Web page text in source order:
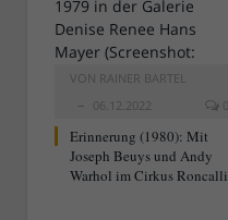
VON RAINER BARTEL
06.12.2022
0
Erinnerung (1980): Mit
Joseph Beuys und Andy
Warhol im Cirkus Roncalli